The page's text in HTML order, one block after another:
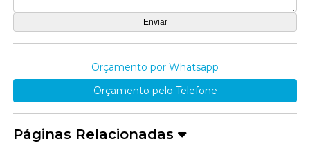
Orçamento por Whatsapp
Orçamento pelo Telefone
Páginas Relacionadas